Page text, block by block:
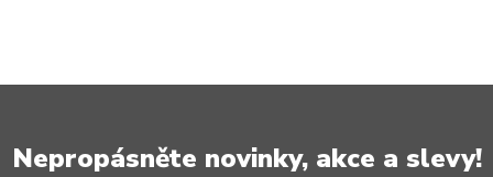
Nepropásněte novinky, akce a slevy!